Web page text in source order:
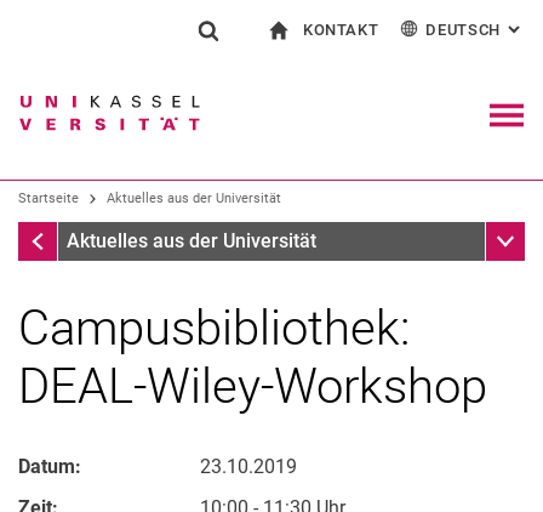
Springe direkt zu: Inhalt
Springe direkt zu: Suche
Springe direkt zu:
Suchen (öffnet externen Link in einem
KONTAKT
Kontakt für Presse und Öffentlichkeit
Einrichtungen suchen
DEUTSCH :
Startseite Aktuelles aus der Universität
Startseite
Aktuelles aus der Universität
Campusbibliothek:
DEAL-Wiley-Workshop
Datum:
23.10.2019